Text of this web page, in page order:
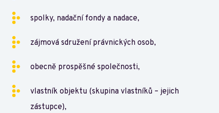
spolky, nadační fondy a nadace,
zájmová sdružení právnických osob,
obecně prospěšné společnosti,
vlastník objektu (skupina vlastníků – jejich
zástupce),